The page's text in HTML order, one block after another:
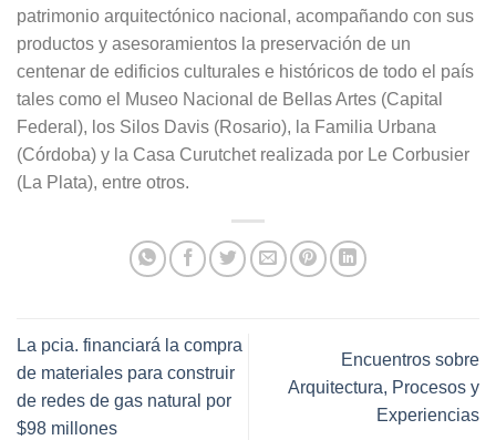
patrimonio arquitectónico nacional, acompañando con sus
productos y asesoramientos la preservación de un
centenar de edificios culturales e históricos de todo el país
tales como el Museo Nacional de Bellas Artes (Capital
Federal), los Silos Davis (Rosario), la Familia Urbana
(Córdoba) y la Casa Curutchet realizada por Le Corbusier
(La Plata), entre otros.
La pcia. financiará la compra
de materiales para construir
de redes de gas natural por
$98 millones
Encuentros sobre
Arquitectura, Procesos y
Experiencias